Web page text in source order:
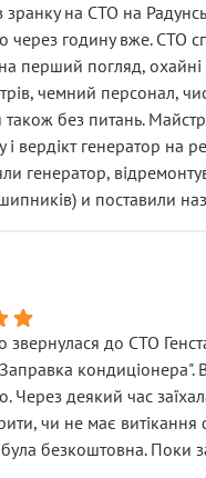
на СТО на
через годину вже. СТО
перший погляд, охайні
чемний персонал,
також без питань.
і вердікт генератор на
генератор,
и поставили
до СТО
кондиціонера".
Через деякий час
чи не має витікання
безкоштовна. Поки